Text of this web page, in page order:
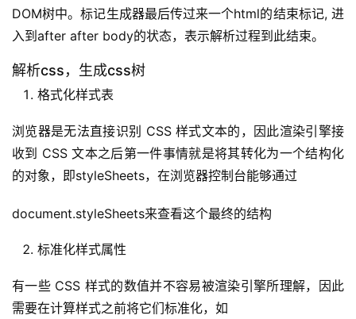
DOM树中。标记生成器最后传过来一个html的结束标记, 进
入到after after body的状态，表示解析过程到此结束。
解析css，生成css树
格式化样式表
浏览器是无法直接识别 CSS 样式文本的，因此渲染引擎接
收到 CSS 文本之后第一件事情就是将其转化为一个结构化
的对象，即styleSheets，在浏览器控制台能够通过
document.styleSheets来查看这个最终的结构
标准化样式属性
有一些 CSS 样式的数值并不容易被渲染引擎所理解，因此
需要在计算样式之前将它们标准化，如